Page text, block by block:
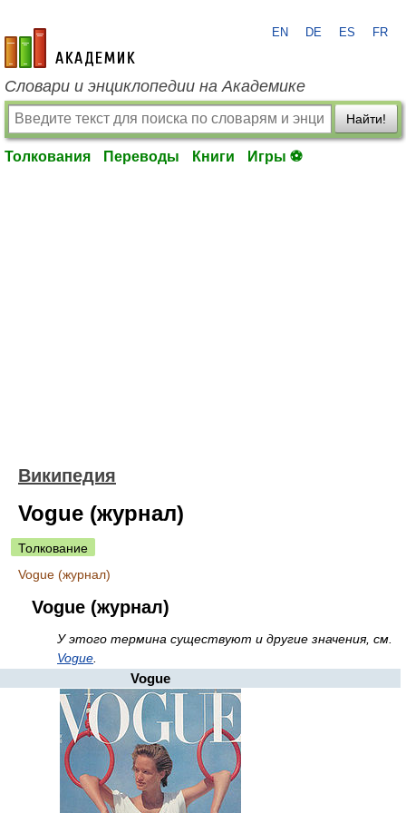
academic.ru
EN DE ES FR
Словари и энциклопедии на Академике
Найти!
Толкования Переводы Книги Игры ⚽
Википедия
Vogue (журнал)
Толкование
Vogue (журнал)
Vogue (журнал)
У этого термина существуют и другие значения, см.
Vogue
Vogue